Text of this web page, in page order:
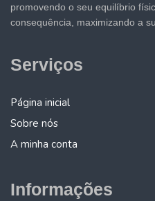
promovendo o seu equilíbrio
consequência, maximizando a
Serviços
Página inicial
Sobre nós
A minha conta
Informações